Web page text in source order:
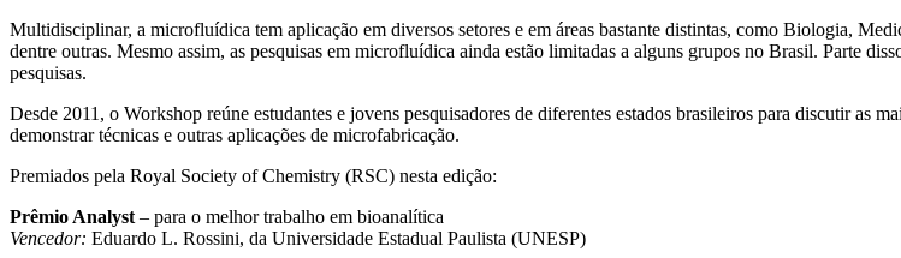
Multidisciplinar, a microfluídica tem aplicação em diversos setores e em áreas bastante distintas, como Biologia,
dentre outras. Mesmo assim, as pesquisas em microfluídica ainda estão limitadas a alguns grupos no Brasil. Parte
pesquisas.
Desde 2011, o Workshop reúne estudantes e jovens pesquisadores de diferentes estados brasileiros para discutir as
demonstrar técnicas e outras aplicações de microfabricação.
Premiados pela Royal Society of Chemistry (RSC) nesta edição:
Prêmio Analyst – para o melhor trabalho em bioanalítica
Vencedor: Eduardo L. Rossini, da Universidade Estadual Paulista (UNESP)